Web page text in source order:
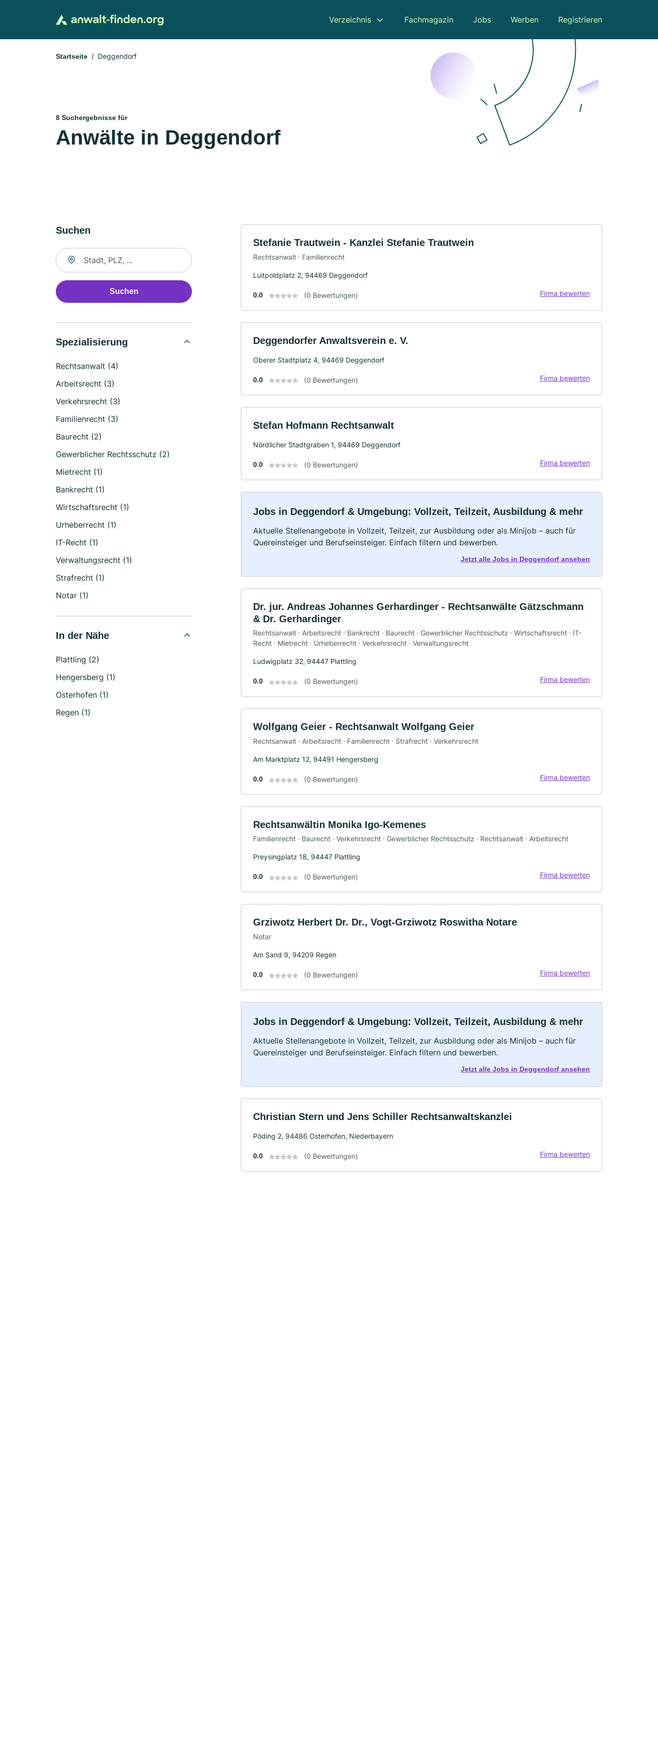
Verzeichnis Fachmagazin Jobs Werben Registrieren
Startseite Deggendorf
8 Suchergebnisse für
Anwälte in Deggendorf
Suchen
Suche nach Ort
Suchen
Spezialisierung
Rechtsanwalt (4)
Arbeitsrecht (3)
Verkehrsrecht (3)
Familienrecht (3)
Baurecht (2)
Gewerblicher Rechtsschutz (2)
Mietrecht (1)
Bankrecht (1)
Wirtschaftsrecht (1)
Urheberrecht (1)
IT-Recht (1)
Verwaltungsrecht (1)
Strafrecht (1)
Notar (1)
In der Nähe
Plattling (2)
Hengersberg (1)
Osterhofen (1)
Regen (1)
Stefanie Trautwein - Kanzlei Stefanie Trautwein
Rechtsanwalt · Familienrecht
Luitpoldplatz 2, 94469 Deggendorf
0.0 (0 Bewertungen) Firma bewerten
Deggendorfer Anwaltsverein e. V.
Oberer Stadtplatz 4, 94469 Deggendorf
0.0 (0 Bewertungen) Firma bewerten
Stefan Hofmann Rechtsanwalt
Nördlicher Stadtgraben 1, 94469 Deggendorf
0.0 (0 Bewertungen) Firma bewerten
Jobs in Deggendorf & Umgebung: Vollzeit, Teilzeit, Ausbildung & mehr
Aktuelle Stellenangebote in Vollzeit, Teilzeit, zur Ausbildung oder als Minijob – auch für
Quereinsteiger und Berufseinsteiger. Einfach filtern und bewerben.
Jetzt alle Jobs in Deggendorf ansehen
Dr. jur. Andreas Johannes Gerhardinger - Rechtsanwälte Gätzschmann
& Dr. Gerhardinger
Rechtsanwalt · Arbeitsrecht · Bankrecht · Baurecht · Gewerblicher Rechtsschutz · Wirtschaftsrecht · IT-
Recht · Mietrecht · Urheberrecht · Verkehrsrecht · Verwaltungsrecht
Ludwigplatz 32, 94447 Plattling
0.0 (0 Bewertungen) Firma bewerten
Wolfgang Geier - Rechtsanwalt Wolfgang Geier
Rechtsanwalt · Arbeitsrecht · Familienrecht · Strafrecht · Verkehrsrecht
Am Marktplatz 12, 94491 Hengersberg
0.0 (0 Bewertungen) Firma bewerten
Rechtsanwältin Monika Igo-Kemenes
Familienrecht · Baurecht · Verkehrsrecht · Gewerblicher Rechtsschutz · Rechtsanwalt · Arbeitsrecht
Preysingplatz 18, 94447 Plattling
0.0 (0 Bewertungen) Firma bewerten
Grziwotz Herbert Dr. Dr., Vogt-Grziwotz Roswitha Notare
Notar
Am Sand 9, 94209 Regen
0.0 (0 Bewertungen) Firma bewerten
Jobs in Deggendorf & Umgebung: Vollzeit, Teilzeit, Ausbildung & mehr
Aktuelle Stellenangebote in Vollzeit, Teilzeit, zur Ausbildung oder als Minijob – auch für
Quereinsteiger und Berufseinsteiger. Einfach filtern und bewerben.
Jetzt alle Jobs in Deggendorf ansehen
Christian Stern und Jens Schiller Rechtsanwaltskanzlei
Pöding 2, 94486 Osterhofen, Niederbayern
0.0 (0 Bewertungen) Firma bewerten